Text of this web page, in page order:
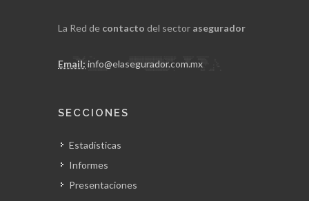
La Red de contacto del sector asegurador
Email: info@elasegurador.com.mx
SECCIONES
Estadísticas
Informes
Presentaciones